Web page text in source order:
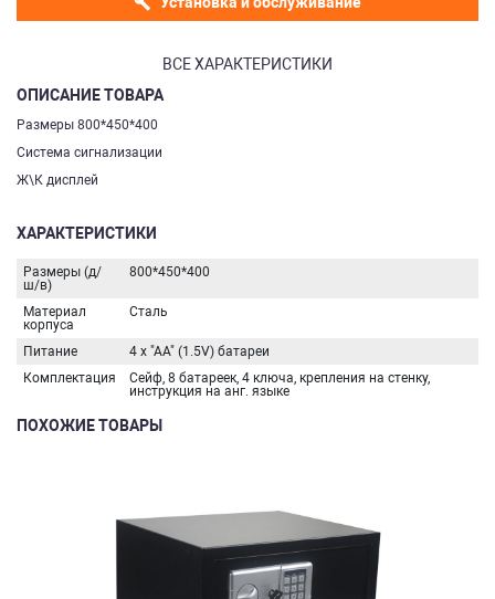
ВСЕ ХАРАКТЕРИСТИКИ
ОПИСАНИЕ ТОВАРА
Размеры 800*450*400
Система сигнализации
Ж\К дисплей
ХАРАКТЕРИСТИКИ
Размеры (д/
ш/в)
800*450*400
Материал
корпуса
Сталь
Питание
4 х "АА" (1.5V) батареи
Комплектация
Сейф, 8 батареек, 4 ключа, крепления на стенку,
инструкция на анг. языке
ПОХОЖИЕ ТОВАРЫ